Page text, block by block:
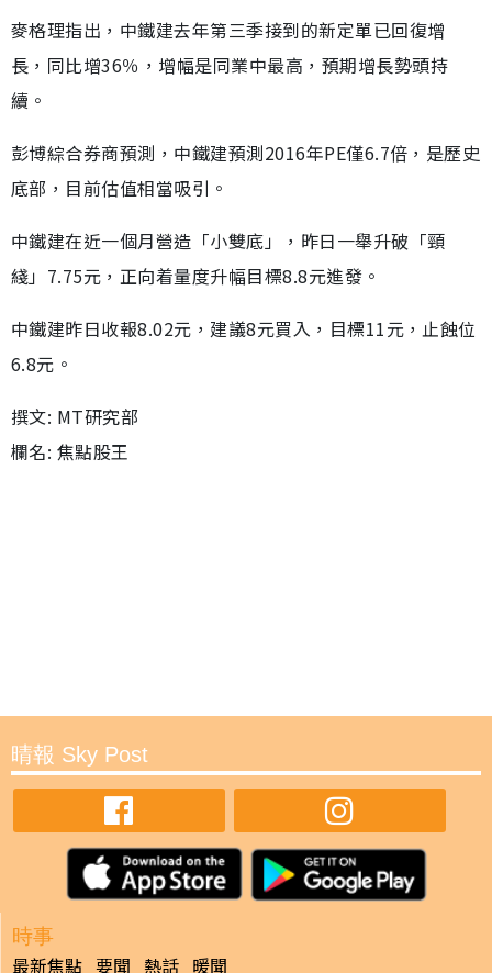
麥格理指出，中鐵建去年第三季接到的新定單已回復增
長，同比增36％，增幅是同業中最高，預期增長勢頭持
續。
彭博綜合券商預測，中鐵建預測2016年PE僅6.7倍，是歷史
底部，目前估值相當吸引。
中鐵建在近一個月營造「小雙底」，昨日一舉升破「頸
綫」7.75元，正向着量度升幅目標8.8元進發。
中鐵建昨日收報8.02元，建議8元買入，目標11元，止蝕位
6.8元。
撰文: MT研究部
欄名: 焦點股王
晴報 Sky Post
時事
最新焦點 要聞 熱話 暖聞